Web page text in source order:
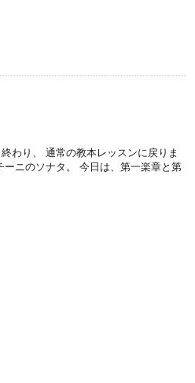
わり、 通常の教本レッスンに戻りま
ニのソナタ。 今日は、第一楽章と第